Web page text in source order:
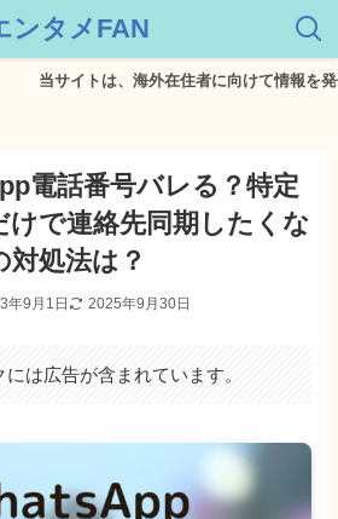
ンタメFAN
イトは、海外在住者に向けて情報を発信してい
電話番号バレる？特定
けで連絡先同期したくな
対処法は？
年9月1日 2025年9月30日
は広告が含まれています。